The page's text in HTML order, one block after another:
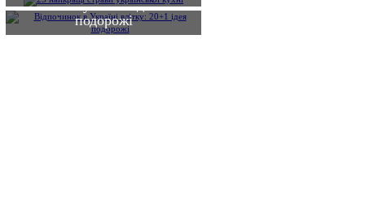
влітку: 20+1 ідея
подорожі